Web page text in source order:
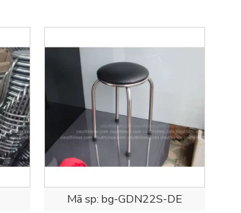
Mã sp: bg-GDN22S-DE